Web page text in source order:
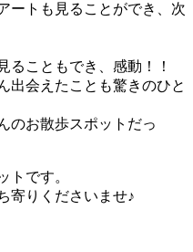
ートも見ることができ、次
ることもでき、感動！！
出会えたことも驚きのひと
のお散歩スポットだっ
トです。
寄りくださいませ♪